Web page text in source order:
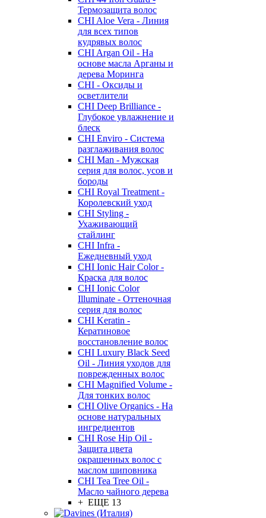
Термозащита волос
CHI Aloe Vera - Линия
для всех типов
кудрявых волос
CHI Argan Oil - На
основе масла Арганы и
дерева Моринга
CHI - Оксиды и
осветлители
CHI Deep Brilliance -
Глубокое увлажнение и
блеск
CHI Enviro - Система
разглаживания волос
CHI Man - Мужская
серия для волос, усов и
бороды
CHI Royal Treatment -
Королевский уход
CHI Styling -
Ухаживающий
стайлинг
CHI Infra -
Ежедневный уход
CHI Ionic Hair Color -
Краска для волос
CHI Ionic Color
Illuminate - Оттеночная
серия для волос
CHI Keratin -
Кератиновое
восстановление волос
CHI Luxury Black Seed
Oil - Линия уходов для
поврежденных волос
CHI Magnified Volume -
Для тонких волос
CHI Olive Organics - На
основе натуральных
ингредиентов
CHI Rose Hip Oil -
Защита цвета
окрашенных волос с
маслом шиповника
CHI Tea Tree Oil -
Масло чайного дерева
+ ЕЩЕ 13